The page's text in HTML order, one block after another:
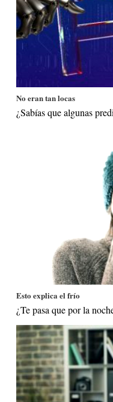
No eran tan locas
¿Sabías que algunas
Esto explica el frío
¿Te pasa que por la